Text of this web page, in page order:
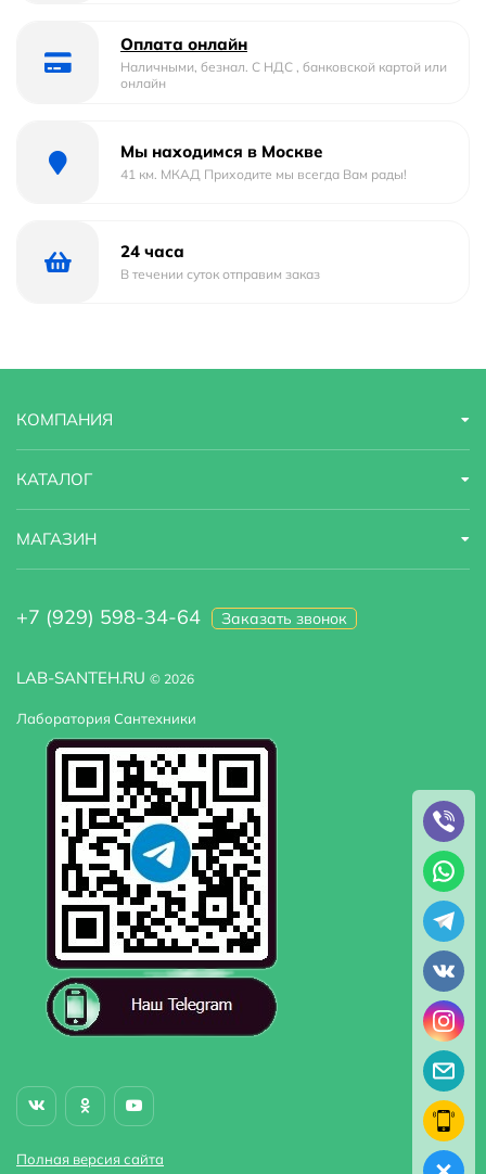
Оплата онлайн
Наличными, безнал. С НДС , банковской картой или
онлайн
Мы находимся в Москве
41 км. МКАД Приходите мы всегда Вам рады!
24 часа
В течении суток отправим заказ
LAB-SANTEH.RU © 2026
Лаборатория Сантехники
Полная версия сайта
КОМПАНИЯ
КАТАЛОГ
МАГАЗИН
+7 (929) 598-34-64 Заказать звонок